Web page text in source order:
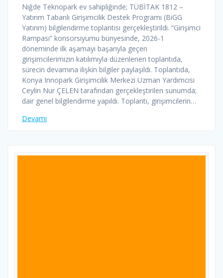
Niğde Teknopark ev sahipliğinde; TÜBİTAK 1812 –
Yatırım Tabanlı Girişimcilik Destek Programı (BiGG
Yatırım) bilgilendirme toplantısı gerçekleştirildi. “Girişimci
Rampası” konsorsiyumu bünyesinde, 2026-1
döneminde ilk aşamayı başarıyla geçen
girişimcilerimizin katılımıyla düzenlenen toplantıda,
sürecin devamına ilişkin bilgiler paylaşıldı. Toplantıda,
Konya Innopark Girişimcilik Merkezi Uzman Yardımcısı
Ceylin Nur ÇELEN tarafından gerçekleştirilen sunumda;
dair genel bilgilendirme yapıldı. Toplantı, girişimcilerin…
Devamı